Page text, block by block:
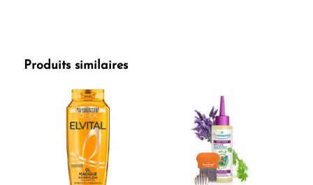
Produits similaires